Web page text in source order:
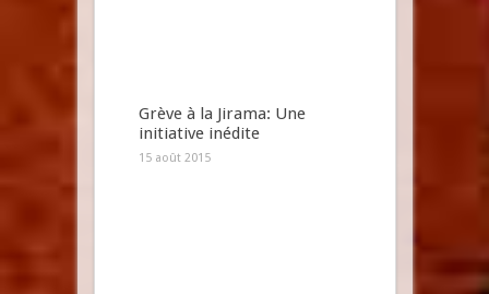
Grève à la Jirama: Une
initiative inédite
15 août 2015